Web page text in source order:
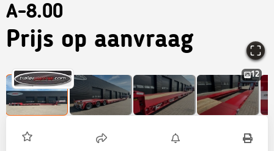
A-8.00
Prijs op aanvraag
12